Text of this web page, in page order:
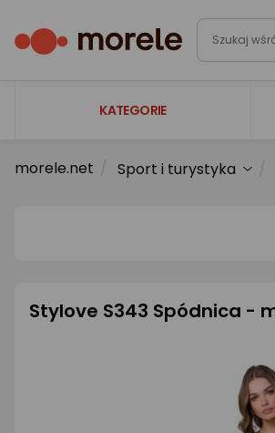
KATEGORIE
Laptopy
Smartfony i smartwatche
morele.net Sport i turystyka
Stylove S343 Spódnica -